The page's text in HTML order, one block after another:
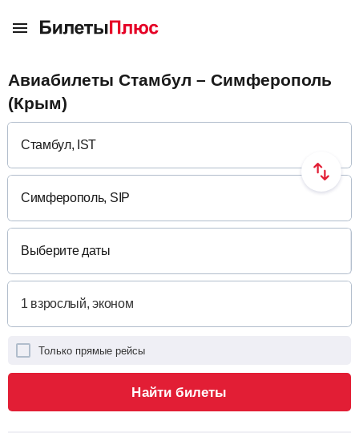
Авиабилеты Стамбул – Симферополь
(Крым)
Выберите даты
Только прямые рейсы
Найти билеты